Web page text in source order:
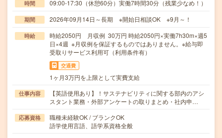
時間 09:00-17:30（休憩60分）実働7時間30分（残業少なめ！）
期間 2026年09月14日～長期 ※開始日相談OK ※9月～！
時給
時給2050円 月収例 30万円 時給2050円×実働7h30m×週5
日×4週 ※月収例を保証するものではありません。※給与即
受取りサービス利用可（利用条件有）
交通費
1ヶ月3万円を上限として実費支給
仕事内容
【英語使用あり】！サステナビリティに関する部内のアシ
スタント業務・外部アンケートの取りまとめ・社内申…
応募資格
職種未経験OK / ブランクOK
語学使用言語、語学系資格全般